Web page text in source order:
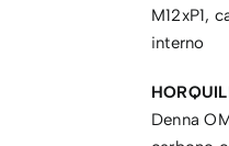
M12xP1,
interno
Denna